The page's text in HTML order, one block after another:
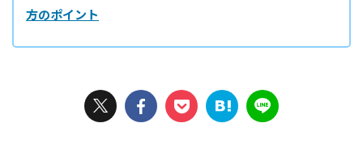
方のポイント